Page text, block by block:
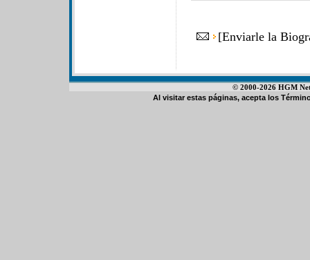
[Enviarle la
© 2000-2026 HGM
Al visitar estas páginas, acepta los